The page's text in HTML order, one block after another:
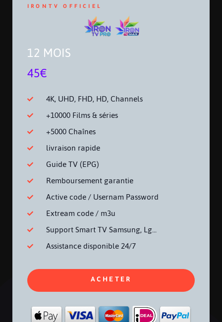
IRONTV OFFICIEL
12 MOIS
45€
4K, UHD, FHD, HD, Channels
+10000 Films & séries
+5000 Chaînes
livraison rapide
Guide TV (EPG)
Remboursement garantie
Active code / Usernam Password
Extream code / m3u
Support Smart TV Samsung, Lg...
Assistance disponible 24/7
ACHETER